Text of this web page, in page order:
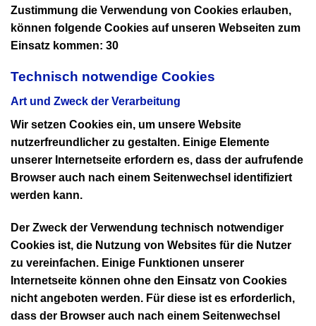
Zustimmung die Verwendung von Cookies erlauben,
können folgende Cookies auf unseren Webseiten zum
Einsatz kommen: 30
Technisch notwendige Cookies
Art und Zweck der Verarbeitung
Wir setzen Cookies ein, um unsere Website
nutzerfreundlicher zu gestalten. Einige Elemente
unserer Internetseite erfordern es, dass der aufrufende
Browser auch nach einem Seitenwechsel identifiziert
werden kann.
Der Zweck der Verwendung technisch notwendiger
Cookies ist, die Nutzung von Websites für die Nutzer
zu vereinfachen. Einige Funktionen unserer
Internetseite können ohne den Einsatz von Cookies
nicht angeboten werden. Für diese ist es erforderlich,
dass der Browser auch nach einem Seitenwechsel